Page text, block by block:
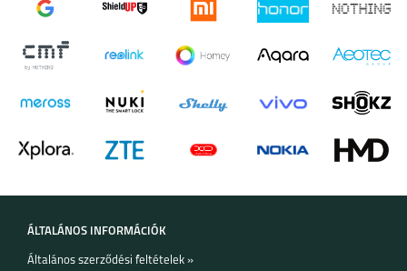
Azoknak, akik a legmagasabb szintű védelmet keresik a telefonjuk
számára.
Azoknak, akik értékelik a prémium minőséget és a stílusos
megjelenést.
Azoknak, akik sokat utaznak, vagy extrém körülmények között
használják a telefonjukat.
IPHONE 16
ÁLTALÁNOS INFORMÁCIÓK
Általános szerződési feltételek »